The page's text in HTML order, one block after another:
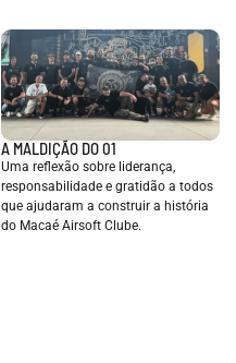
A MALDIÇÃO DO 01
Uma reflexão sobre liderança,
responsabilidade e gratidão a todos
que ajudaram a construir a história
do Macaé Airsoft Clube.